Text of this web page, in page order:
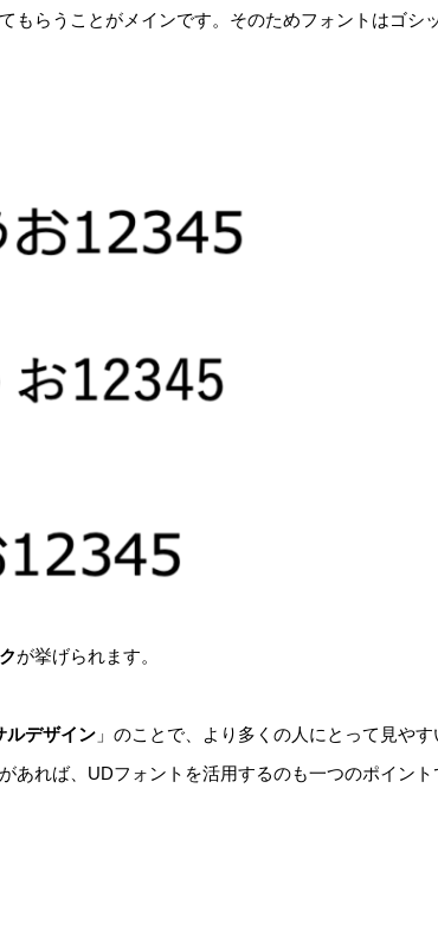
もらうことがメインです。そのためフォントはゴシ
が挙げられます。
ルデザイン 」のことで、より多くの人にとって見やす
あれば、UDフォントを活用するのも一つのポイント